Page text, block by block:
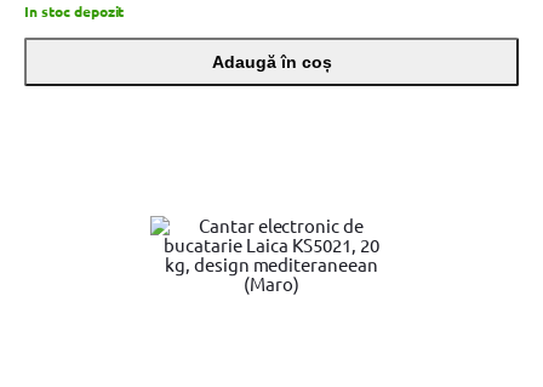
In stoc depozit
Adaugă în coș